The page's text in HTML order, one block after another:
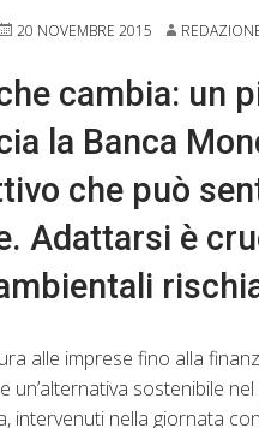
20 NOVEMBRE 2015
cambia: un
la Banca
che può
Adattarsi è
alle imprese fino alla
un’alternativa sostenibile
intervenuti nella giornata